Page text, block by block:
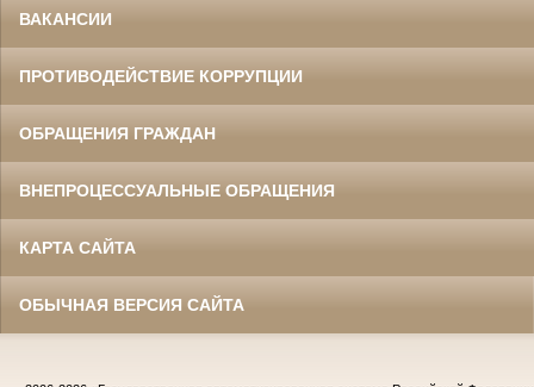
ВАКАНСИИ
ПРОТИВОДЕЙСТВИЕ КОРРУПЦИИ
ОБРАЩЕНИЯ ГРАЖДАН
ВНЕПРОЦЕССУАЛЬНЫЕ ОБРАЩЕНИЯ
КАРТА САЙТА
ОБЫЧНАЯ ВЕРСИЯ САЙТА